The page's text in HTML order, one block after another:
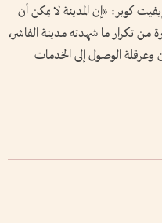
كوبر: «إن المدينة لا يمكن أن
من تكرار ما شهدته مدينة الفاشر،
وعرقلة الوصول إلى الخدمات